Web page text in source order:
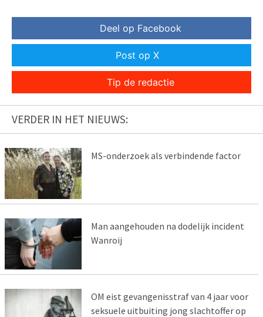
Deel op Facebook
Post op X
Tip de redactie
VERDER IN HET NIEUWS:
MS-onderzoek als verbindende factor
Man aangehouden na dodelijk incident
Wanroij
OM eist gevangenisstraf van 4 jaar voor
seksuele uitbuiting jong slachtoffer op